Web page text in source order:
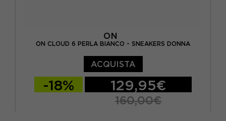
ON
ON CLOUD 6 PERLA BIANCO - SNEAKERS DONNA
ACQUISTA
-18% 129,95€
160,00€